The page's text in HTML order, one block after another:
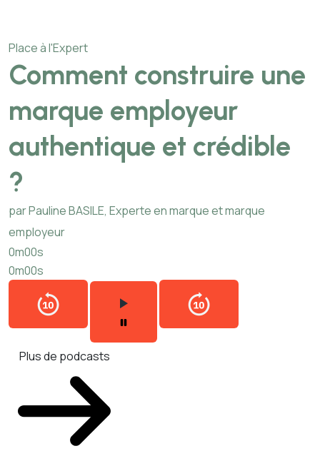
Place à l'Expert
Comment construire une
marque employeur
authentique et crédible
?
par Pauline BASILE, Experte en marque et marque
employeur
0m00s
0m00s
Plus de podcasts